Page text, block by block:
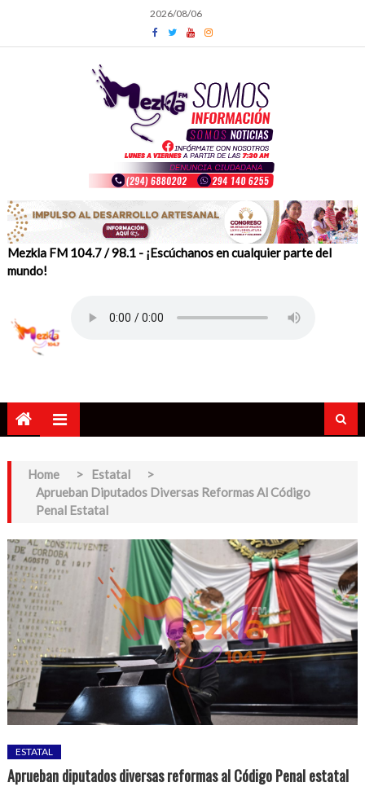
content
2026/08/06
Mezkla FM 104.7 / 98.1 - ¡Escúchanos en cualquier parte del
mundo!
Home > Estatal
>
Aprueban Diputados Diversas Reformas Al Código
Penal Estatal
ESTATAL
Aprueban diputados diversas reformas al Código Penal estatal